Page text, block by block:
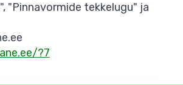
"Pinnavormide tekkelugu" ja
?7